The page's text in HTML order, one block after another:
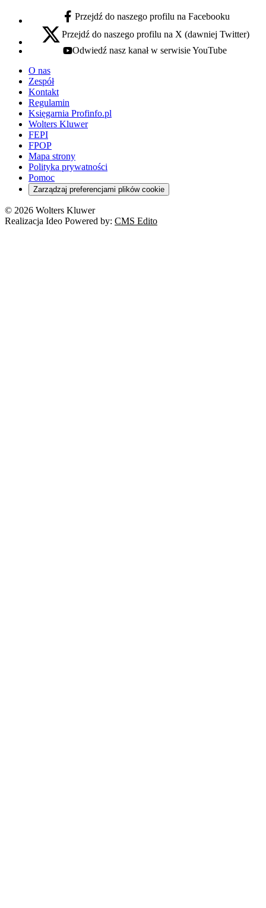
facebook - otwiera się w nowej karcie
Przejdź do naszego profilu na Facebooku
x - otwiera się w nowej karcie
Przejdź do naszego profilu na X (dawniej Twitter)
youtube - otwiera się w nowej karcie
Odwiedź nasz kanał w serwisie YouTube
O nas
Zespół
Kontakt
Regulamin
Księgarnia Profinfo.pl
Wolters Kluwer
FEPI
FPOP
Mapa strony
Polityka prywatności
Pomoc
Zarządzaj preferencjami plików cookie
© 2026 Wolters Kluwer
Realizacja Ideo Powered by: CMS Edito